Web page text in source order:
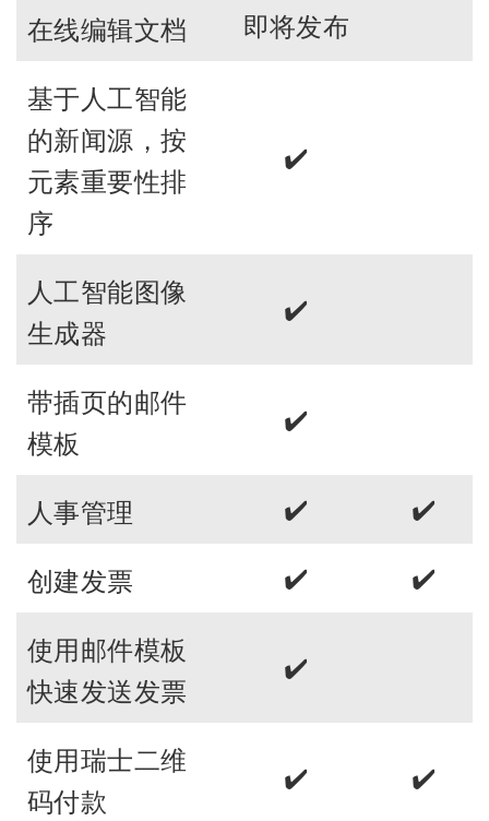
在线编辑文档
即将发布
基于人工智能
的新闻源，按
元素重要性排
序
✔️
人工智能图像
生成器
✔️
带插页的邮件
模板
✔️
人事管理 ✔️
✔️
创建发票
✔️
✔️
使用邮件模板
快速发送发票
✔️
使用瑞士二维
码付款
✔️ ✔️